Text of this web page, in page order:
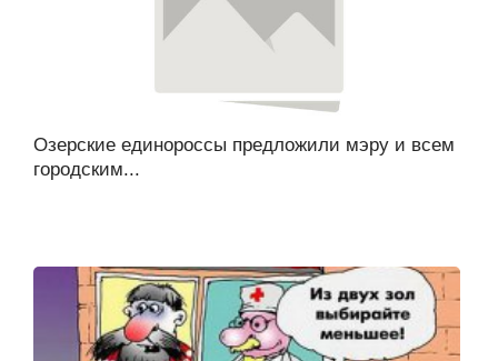
Озерские единороссы предложили мэру и всем
городским...